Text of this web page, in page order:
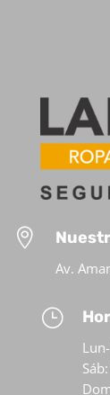

Av.
}